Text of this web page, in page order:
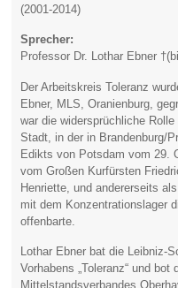
(2001-2014)
Sprecher:
Professor Dr. Lothar Ebner
Der Arbeitskreis Toleranz
Ebner, MLS, Oranienburg,
war die widersprüchliche
Stadt, in der in Brandenburg/
Edikts von Potsdam vom 29.
vom Großen Kurfürsten
Henriette, und andererseits
mit dem Konzentrationslager
offenbarte.
Lothar Ebner bat die Leibniz-
Vorhabens „Toleranz“ und
Mittelstandsverbandes